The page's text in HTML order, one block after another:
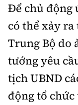
Để chủ động
có thể xảy
Trung Bộ do
tướng yêu
tịch UBND
động tổ